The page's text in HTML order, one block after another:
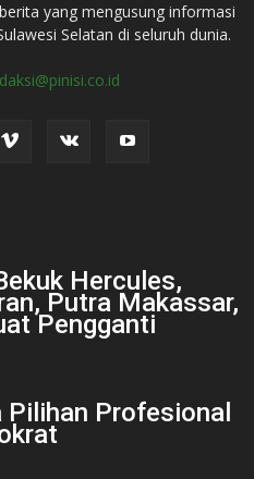
yang mengusung informasi
Selatan di seluruh dunia.
Hercules,
Putra Makassar,
Pengganti
Pilihan Profesional